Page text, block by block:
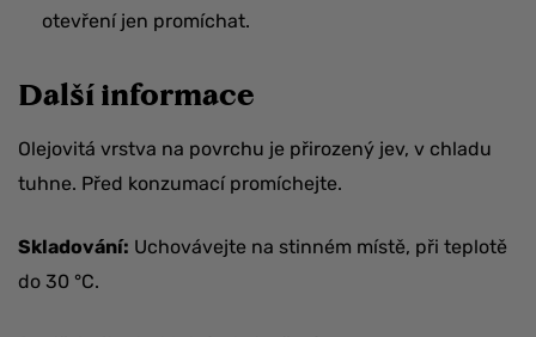
otevření jen promíchat.
Další informace
Olejovitá vrstva na povrchu je přirozený jev, v chladu
tuhne. Před konzumací promíchejte.
Skladování: Uchovávejte na stinném místě, při teplotě
do 30 °C.